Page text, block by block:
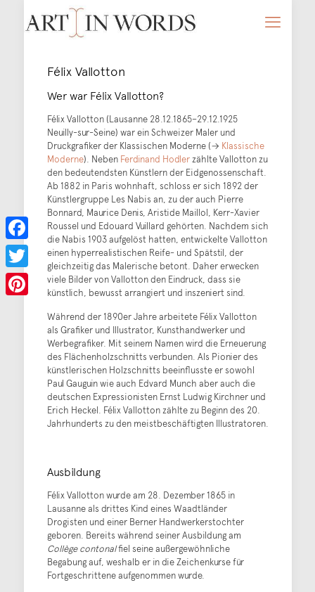
Félix Vallotton
Wer war Félix Vallotton?
Félix Vallotton (Lausanne 28.12.1865–29.12.1925
Neuilly-sur-Seine) war ein Schweizer Maler und
Druckgrafiker der Klassischen Moderne (→ Klassische
Moderne). Neben Ferdinand Hodlerzählte Vallotton zu
den bedeutendsten Künstlern der Eidgenossenschaft.
Ab 1882 in Paris wohnhaft, schloss er sich 1892 der
Künstlergruppe Les Nabis an, zu der auch Pierre
Bonnard, Maurice Denis, Aristide Maillol, Kerr-Xavier
Roussel und Edouard Vuillard gehörten. Nachdem sich
die Nabis 1903 aufgelöst hatten, entwickelte Vallotton
einen hyperrealistischen Reife- und Spätstil, der
gleichzeitig das Malerische betont. Daher erwecken
viele Bilder von Vallotton den Eindruck, dass sie
künstlich, bewusst arrangiert und inszeniert sind.
Während der 1890er Jahre arbeitete Félix Vallotton
als Grafiker und Illustrator, Kunsthandwerker und
Werbegrafiker. Mit seinem Namen wird die Erneuerung
des Flächenholzschnitts verbunden. Als Pionier des
künstlerischen Holzschnitts beeinflusste er sowohl
Paul Gauguin wie auch Edvard Munch aber auch die
deutschen Expressionisten Ernst Ludwig Kirchner und
Erich Heckel. Félix Vallotton zählte zu Beginn des 20.
Jahrhunderts zu den meistbeschäftigten Illustratoren.
Ausbildung
Félix Vallotton wurde am 28. Dezember 1865 in
Lausanne als drittes Kind eines Waadtländer
Drogisten und einer Berner Handwerkerstochter
geboren. Bereits während seiner Ausbildung am
Collège contonalfiel seine außergewöhnliche
Begabung auf, weshalb er in die Zeichenkurse für
Fortgeschrittene aufgenommen wurde.
Facebook
Twitter